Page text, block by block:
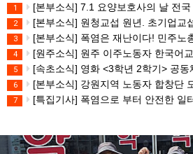
1 [본부소식] 7.1 요양보호사의 날 전
2 [본부소식] 원청교섭 원년. 초기업교섭 돌파! 모든 노동자의 노동
3 [본부소식] 폭염은 재난이다! 민주노총 강원지역
4 [원주소식] 원주 이주노동자 한국어
5 [속초소식] 영화 <3학년 2학기> 공동
6 [본부소식] 강원지역 노동자 합창단
7 [특집기사] 폭염으로 부터 안전한 일